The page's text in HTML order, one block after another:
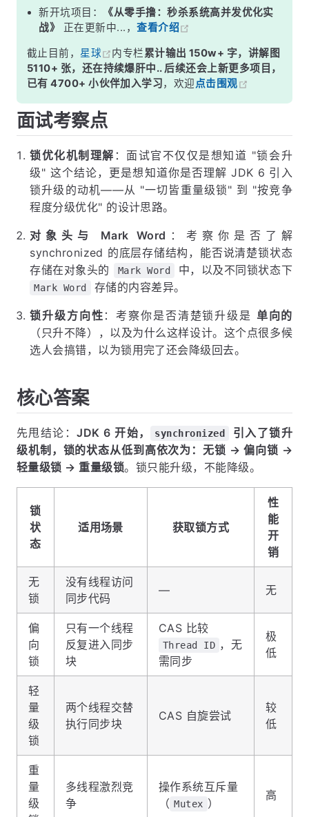
总结新开坑项目：
《从零手撸：秒杀系统高并发优化实
战》
正在更新中...，查看介绍
截止目前， 星球 内专栏累计输出 150w+ 字，讲解图
5110+ 张，还在持续爆肝中.. 后续还会上新更多项目，
已有 4700+ 小伙伴加入学习，欢迎点击围观
面试考察点
锁优化机制理解 ：面试官不仅仅是想知道 "锁会升
级" 这个结论，更是想知道你是否理解 JDK 6 引入
锁升级的动机——从 "一切皆重量级锁" 到 "按竞争
程度分级优化" 的设计思路。
对象头与 Mark Word ：考察你是否了解
synchronized 的底层存储结构，能否说清楚锁状态
存储在对象头的
Mark Word 中，以及不同锁状态下
Mark Word 存储的内容差异。
锁升级方向性 ：考察你是否清楚锁升级是 单向的
（只升不降），以及为什么这样设计。这个点很多候
选人会搞错，以为锁用完了还会降级回去。
核心答案
先甩结论：JDK 6 开始， synchronized
引入了锁升
级机制，锁的状态从低到高依次为：无锁 → 偏向锁 →
轻量级锁 → 重量级锁。锁只能升级，不能降级。
锁
状
态
适用场景 获取锁方式
性
能
开
销
无
锁
没有线程访问
同步代码
— 无
偏
向
锁
只有一个线程
反复进入同步
块
CAS 比较
Thread ID ，无
需同步
极
低
轻
量
级
锁
两个线程交替
执行同步块
CAS 自旋尝试
较
低
重
量
级
多线程激烈竞
争
操作系统互斥量
（ Mutex ）
高